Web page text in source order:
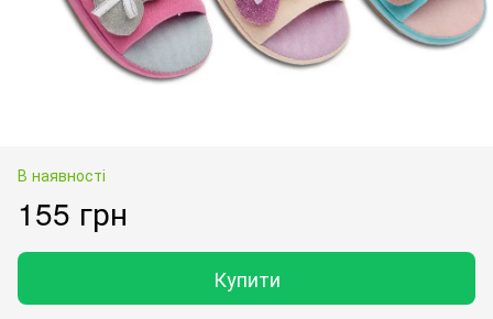
В наявності
155 грн
Купити